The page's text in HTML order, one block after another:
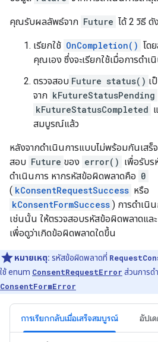
คุณรับผลลัพธ์จาก Future ได้ 2 วิธี ดั
เรียกใช้ OnCompletion() โด
คุณเอง ซึ่งจะเรียกใช้เมื่อการดำ
ตรวจสอบ Future status() เ
จาก kFutureStatusPending
kFutureStatusCompleted
สมบูรณ์แล้ว
หลังจากดำเนินการแบบไม่พร้อมกันเส
สอบ Future ของ error() เพื่อรับ
ดำเนินการ หากรหัสข้อผิดพลาดคือ 0
( kConsentRequestSuccess หรือ
kConsentFormSuccess ) การดำเนิ
เช่นนั้น ให้ตรวจสอบรหัสข้อผิดพลาดและ
เพื่อดูว่าเกิดข้อผิดพลาดใดขึ้น
หมายเหตุ: รหัสข้อผิดพลาดที่
ใช้ enum ConsentRequestError ส่วนการด
ConsentFormError
การเรียกกลับเมื่อเสร็จสมบูรณ์ อัปเ